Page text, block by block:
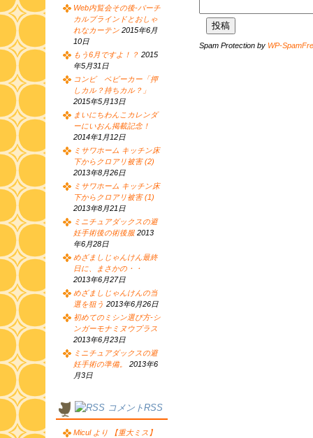
Spam Protection by WP-
Web内覧会その後-バーチ
カルブラインドとおしゃ
れなカーテン 2015年6月
10日
もう6月ですよ！？ 2015
年5月31日
コンビ ベビーカー「押
しカル？持ちカル？」
2015年5月13日
まいにちわんこカレンダ
ーにいおん掲載記念！
2014年1月12日
ミサワホーム キッチン床
下からクロアリ被害 (2)
2013年8月26日
ミサワホーム キッチン床
下からクロアリ被害 (1)
2013年8月21日
ミニチュアダックスの避
妊手術後の術後服 2013
年6月28日
めざましじゃんけん最終
日に、まさかの・・
2013年6月27日
めざましじゃんけんの当
選を狙う 2013年6月26日
初めてのミシン選び方-シ
ンガーモナミヌウプラス
2013年6月23日
ミニチュアダックスの避
妊手術の準備。
2013年6
月3日
コメントRSS
Micul より 【重大ミス】